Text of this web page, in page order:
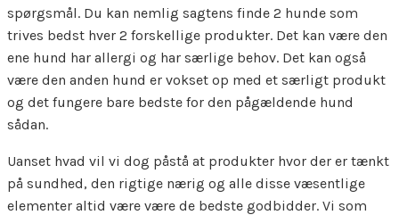
spørgsmål. Du kan nemlig sagtens finde 2 hunde som
trives bedst hver 2 forskellige produkter. Det kan være den
ene hund har allergi og har særlige behov. Det kan også
være den anden hund er vokset op med et særligt produkt
og det fungere bare bedste for den pågældende hund
sådan.
Uanset hvad vil vi dog påstå at produkter hvor der er tænkt
på sundhed, den rigtige nærig og alle disse væsentlige
elementer altid være være de bedste godbidder. Vi som